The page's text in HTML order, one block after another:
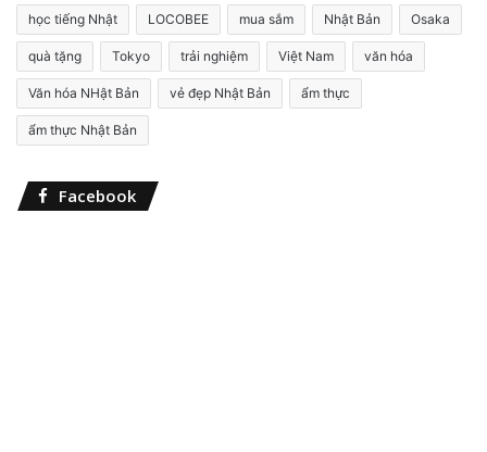
i
ế
c
h
học tiếng Nhật LOCOBEE mua sắm Nhật Bản Osaka
quà tặng Tokyo trải nghiệm Việt Nam văn hóa
Văn hóa NHật Bản vẻ đẹp Nhật Bản ẩm thực
ẩm thực Nhật Bản
Facebook